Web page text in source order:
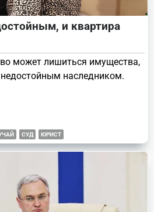
и квартира
может лишиться имущества,
недостойным наследником.
СУД ЮРИСТ